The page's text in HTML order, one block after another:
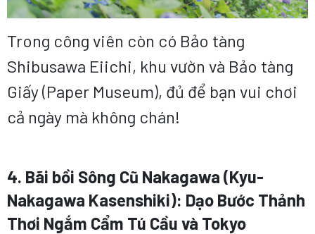
Trong công viên còn có Bảo tàng
Shibusawa Eiichi, khu vườn và Bảo tàng
Giấy (Paper Museum), đủ để bạn vui chơi
cả ngày mà không chán!
4. Bãi bồi Sông Cũ Nakagawa (Kyu-
Nakagawa Kasenshiki): Dạo Bước Thảnh
Thơi Ngắm Cẩm Tú Cầu và Tokyo